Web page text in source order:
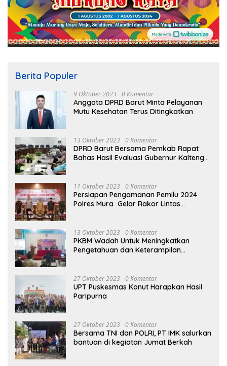
Berita Populer
9 Oktober 2023 0 Komentar
Anggota DPRD Barut Minta Pelayanan
Mutu Kesehatan Terus Ditingkatkan
13 Oktober 2023 0 Komentar
DPRD Barut Bersama Pemkab Rapat
Bahas Hasil Evaluasi Gubernur Kalteng
11 Oktober 2023 0 Komentar
Persiapan Pengamanan Pemilu 2024
Polres Mura Gelar Rakor Lintas
13 Oktober 2023 0 Komentar
PKBM Wadah Untuk Meningkatkan
Pengetahuan dan Keterampilan
27 Oktober 2023 0 Komentar
UPT Puskesmas Konut Harapkan Hasil
Paripurna
27 Oktober 2023 0 Komentar
Bersama TNI dan POLRI, PT IMK salurkan
bantuan di kegiatan Jumat Berkah